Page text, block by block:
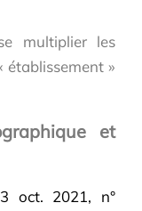
multiplier les
établissement »
et
oct. 2021, n°